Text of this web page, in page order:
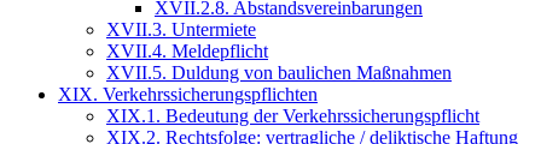
XVII.2.8. Abstandsvereinbarungen
XVII.3. Untermiete
XVII.4. Meldepflicht
XVII.5. Duldung von baulichen Maßnahmen
XIX. Verkehrssicherungspflichten
XIX.1. Bedeutung der Verkehrssicherungspflicht
XIX.2. Rechtsfolge: vertragliche / deliktische Haftung